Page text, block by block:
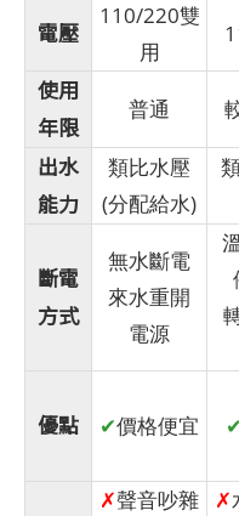
電壓
110/220雙
用
使用
年限
普通
出水
能力
類比水壓
(分配給水)
斷電
方式
無水斷電
來水重開
電源
優點 ✔價格便宜 ✔
✗聲音吵雜
✗